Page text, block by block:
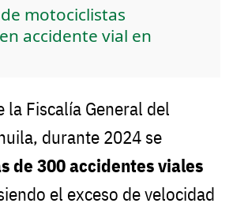
motociclistas
accidente vial en
la Fiscalía General del
durante 2024 se
de 300 accidentes viales
el exceso de velocidad